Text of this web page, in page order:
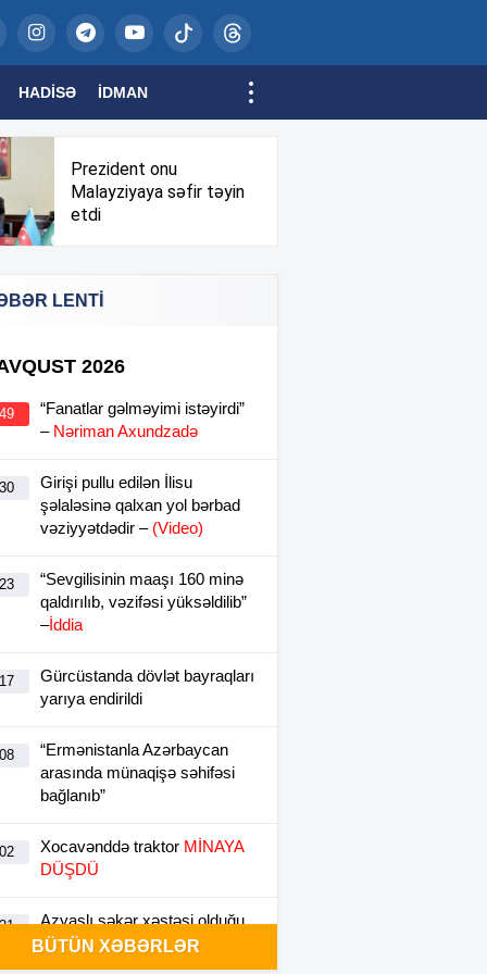
HADISƏ İDMAN
Prezident onu
Malayziyaya səfir təyin
etdi
LENTİ
2026
“Fanatlar gəlməyimi istəyirdi”
– Nəriman Axundzadə
Girişi pullu edilən İlisu
şəlaləsinə qalxan yol bərbad
vəziyyətdədir –(Video)
“Sevgilisinin maaşı 160 minə
qaldırılıb, vəzifəsi yüksəldilib”
–İddia
Gürcüstanda dövlət bayraqları
yarıya endirildi
“Ermənistanla Azərbaycan
arasında münaqişə səhifəsi
bağlanıb”
Xocavənddə traktor MİNAYA
DÜŞDÜ
Azyaşlı şəkər xəstəsi olduğu
üçün uşaq bağçasından
kənarlaşdırılıb –VİDEO
BÜTÜN XƏBƏRLƏR